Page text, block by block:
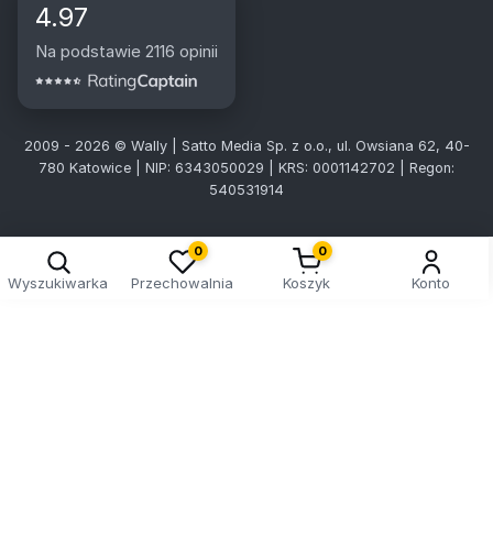
4.97
Na podstawie 2116 opinii
2009 - 2026 © Wally | Satto Media Sp. z o.o., ul. Owsiana 62, 40-
780 Katowice | NIP: 6343050029 | KRS: 0001142702 | Regon:
540531914
Wyszukiwarka
0
Przechowalnia
0
Koszyk Konto